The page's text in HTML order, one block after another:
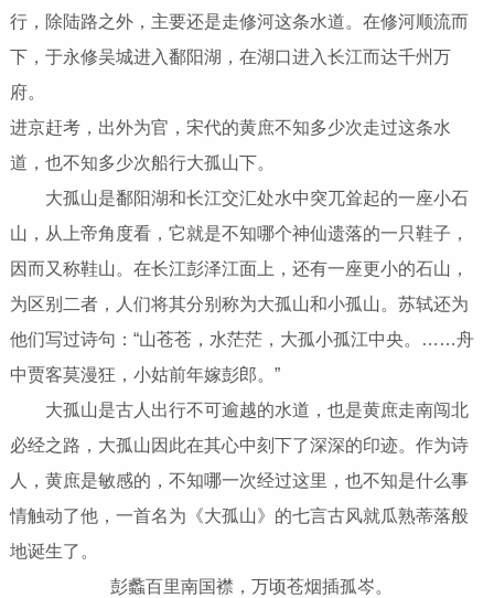
行，除陆路之外，主要还是走修河这条水道。在修河顺流而
下，于永修吴城进入鄱阳湖，在湖口进入长江而达千州万
府。
进京赶考，出外为官，宋代的黄庶不知多少次走过这条水
道，也不知多少次船行大孤山下。
大孤山是鄱阳湖和长江交汇处水中突兀耸起的一座小石
山，从上帝角度看，它就是不知哪个神仙遗落的一只鞋子，
因而又称鞋山。在长江彭泽江面上，还有一座更小的石山，
为区别二者，人们将其分别称为大孤山和小孤山。苏轼还为
他们写过诗句：“山苍苍，水茫茫，大孤小孤江中央。……舟
中贾客莫漫狂，小姑前年嫁彭郎。”
大孤山是古人出行不可逾越的水道，也是黄庶走南闯北
必经之路，大孤山因此在其心中刻下了深深的印迹。作为诗
人，黄庶是敏感的，不知哪一次经过这里，也不知是什么事
情触动了他，一首名为《大孤山》的七言古风就瓜熟蒂落般
地诞生了。
彭蠡百里南国襟，万顷苍烟插孤岑。